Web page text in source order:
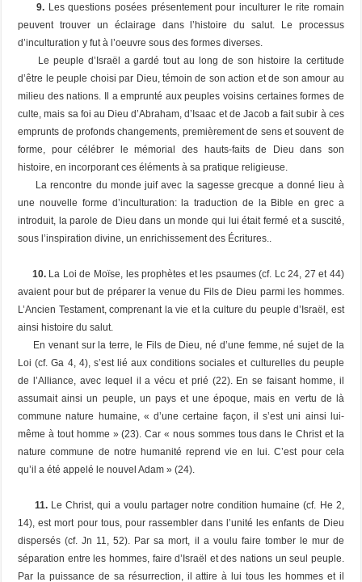
9. Les questions posées présentement pour inculturer le rite romain
peuvent trouver un éclairage dans l’histoire du salut. Le processus
d’inculturation y fut à l’oeuvre sous des formes diverses.
Le peuple d’Israël a gardé tout au long de son histoire la certitude
d’être le peuple choisi par Dieu, témoin de son action et de son amour au
milieu des nations. Il a emprunté aux peuples voisins certaines formes de
culte, mais sa foi au Dieu d’Abraham, d’Isaac et de Jacob a fait subir à ces
emprunts de profonds changements, premièrement de sens et souvent de
forme, pour célébrer le mémorial des hauts-faits de Dieu dans son
histoire, en incorporant ces éléments à sa pratique religieuse.
La rencontre du monde juif avec la sagesse grecque a donné lieu à
une nouvelle forme d’inculturation: la traduction de la Bible en grec a
introduit, la parole de Dieu dans un monde qui lui était fermé et a suscité,
sous l’inspiration divine, un enrichissement des Écritures..
10. La Loi de Moïse, les prophètes et les psaumes (cf. Lc 24, 27 et 44)
avaient pour but de préparer la venue du Fils de Dieu parmi les hommes.
L’Ancien Testament, comprenant la vie et la culture du peuple d’Israël, est
ainsi histoire du salut.
En venant sur la terre, le Fils de Dieu, né d’une femme, né sujet de la
Loi (cf. Ga 4, 4), s’est lié aux conditions sociales et culturelles du peuple
de l’Alliance, avec lequel il a vécu et prié (22). En se faisant homme, il
assumait ainsi un peuple, un pays et une époque, mais en vertu de là
commune nature humaine, « d’une certaine façon, il s’est uni ainsi lui-
même à tout homme » (23). Car « nous sommes tous dans le Christ et la
nature commune de notre humanité reprend vie en lui. C’est pour cela
qu’il a été appelé le nouvel Adam » (24).
11. Le Christ, qui a voulu partager notre condition humaine (cf. He 2,
14), est mort pour tous, pour rassembler dans l’unité les enfants de Dieu
dispersés (cf. Jn 11, 52). Par sa mort, il a voulu faire tomber le mur de
séparation entre les hommes, faire d’Israël et des nations un seul peuple.
Par la puissance de sa résurrection, il attire à lui tous les hommes et il